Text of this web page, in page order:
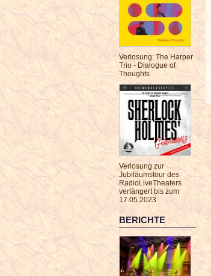
Verlosung: The Harper
Trio - Dialogue of
Thoughts
Verlosung zur
Jubiläumstour des
RadioLiveTheaters
verlängert bis zum
17.05.2023
BERICHTE